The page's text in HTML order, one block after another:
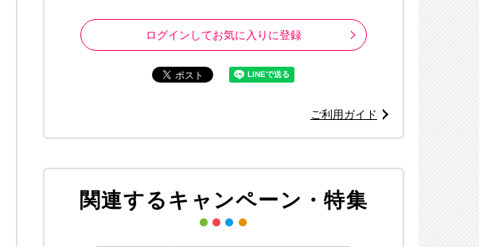
ログインしてお気に入りに登録
ご利用ガイド
関連するキャンペーン・特集